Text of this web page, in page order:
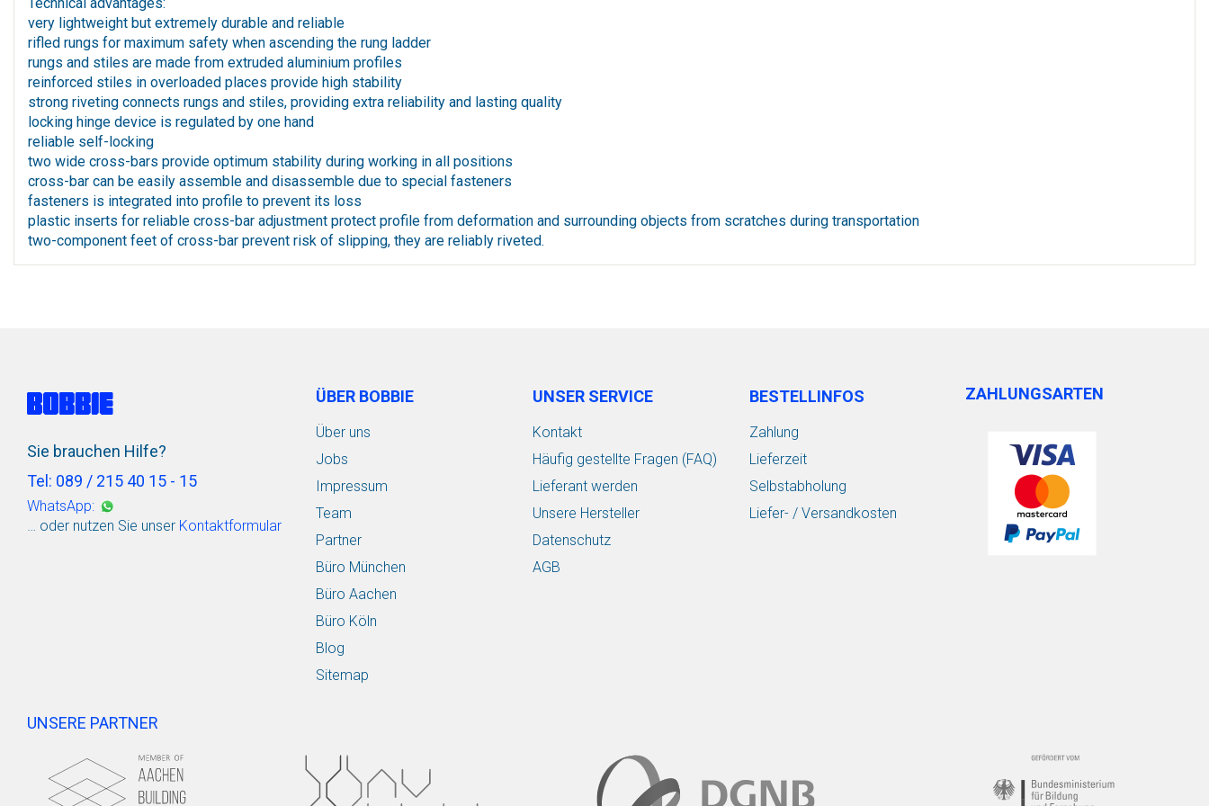
very lightweight but extremely durable and reliable
rifled rungs for maximum safety when ascending the rung ladder
rungs and stiles are made from extruded aluminium profiles
reinforced stiles in overloaded places provide high stability
strong riveting connects rungs and stiles, providing extra reliability and lasting quality
locking hinge device is regulated by one hand
reliable self-locking
two wide cross-bars provide optimum stability during working in all positions
cross-bar can be easily assemble and disassemble due to special fasteners
fasteners is integrated into profile to prevent its loss
plastic inserts for reliable cross-bar adjustment protect profile from deformation and surrounding objects from scratches during transportation
two-component feet of cross-bar prevent risk of slipping, they are reliably riveted.
Sie brauchen Hilfe?
Tel: 089 / 215 40 15 - 15
WhatsApp:
… oder nutzen Sie unser Kontaktformular
ÜBER BOBBIE
Über uns
Jobs
Impressum
Team
Partner
Büro München
Büro Aachen
Büro Köln
Blog
Sitemap
UNSER SERVICE
Kontakt
Häufig gestellte Fragen (FAQ)
Lieferant werden
Unsere Hersteller
Datenschutz
AGB
BESTELLINFOS
Zahlung
Lieferzeit
Selbstabholung
Liefer- / Versandkosten
ZAHLUNGSARTEN
UNSERE PARTNER